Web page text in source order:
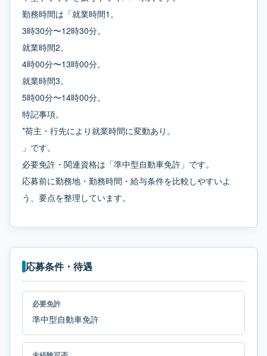
勤務時間は「就業時間1。
3時30分〜12時30分。
就業時間2。
4時00分〜13時00分。
就業時間3。
5時00分〜14時00分。
特記事項。
*荷主・行先により就業時間に変動あり。
」です。
必要免許・関連資格は「準中型自動車免許」です。
応募前に勤務地・勤務時間・給与条件を比較しやすいよ
う、要点を整理しています。
応募条件・待遇
必要免許
準中型自動車免許